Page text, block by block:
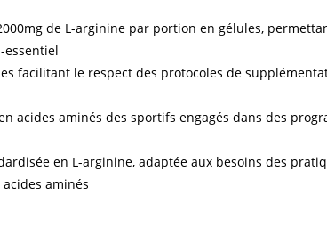
de L-arginine par portion en gélules,
essentiel
facilitant le respect des protocoles de
acides aminés des sportifs engagés dans des
en L-arginine, adaptée aux besoins des
aminés